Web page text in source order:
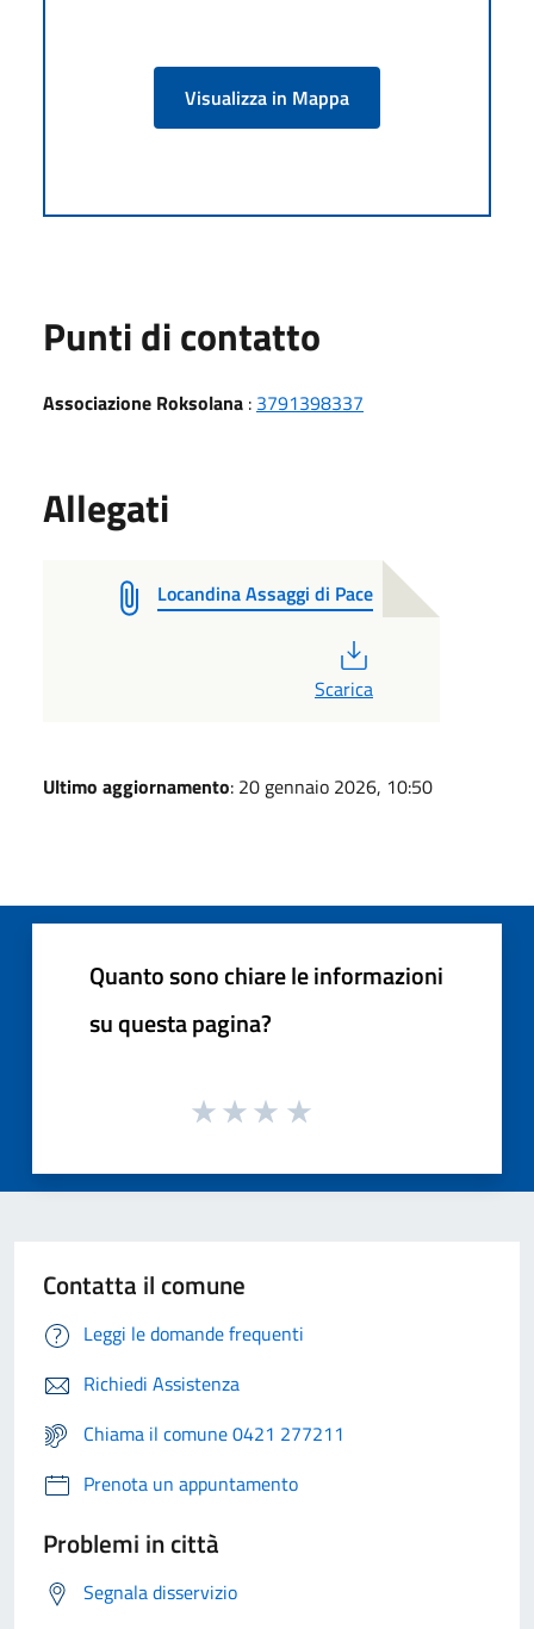
Visualizza in Mappa
Punti di contatto
Associazione Roksolana : 3791398337
Allegati
Locandina Assaggi di Pace
Scarica
Ultimo aggiornamento: 20 gennaio 2026, 10:50
Quanto sono chiare le informazioni
su questa pagina?
Contatta il comune
Leggi le domande frequenti
Richiedi Assistenza
Chiama il comune 0421 277211
Prenota un appuntamento
Problemi in città
Segnala disservizio